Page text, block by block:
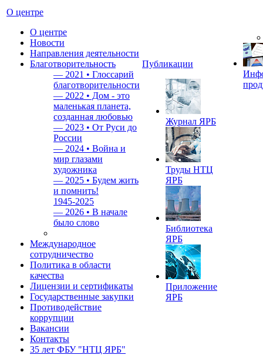
О центре
О центре
Новости
Направления деятельности
Благотворительность
— 2021 • Глоссарий
благотворительности
— 2022 • Дом - это
маленькая планета,
созданная любовью
— 2023 • От Руси до
России
— 2024 • Война и
мир глазами
художника
— 2025 • Будем жить
и помнить!
1945-2025
— 2026 • В начале
было слово
Международное
сотрудничество
Политика в области
качества
Лицензии и сертификаты
Государственные закупки
Противодействие
коррупции
Вакансии
Контакты
35 лет ФБУ "НТЦ ЯРБ"
Публикации
Журнал ЯРБ
Труды НТЦ
ЯРБ
Библиотека
ЯРБ
Приложение
ЯРБ